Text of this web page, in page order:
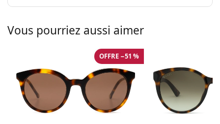
Vous pourriez aussi aimer
OFFRE −51 %